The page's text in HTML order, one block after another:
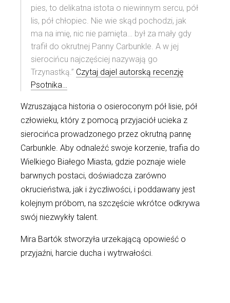
pies, to delikatna istota o niewinnym sercu, pół
lis, pół chłopiec. Nie wie skąd pochodzi, jak
ma na imię, nic nie pamięta… był za mały gdy
trafił do okrutnej Panny Carbunkle. A w jej
sierocińcu najczęściej nazywają go
Trzynastką.” Czytaj dajel autorską recenzję
Psotnika…
Wzruszająca historia o osieroconym pół lisie, pół
człowieku, który z pomocą przyjaciół ucieka z
sierocińca prowadzonego przez okrutną pannę
Carbunkle. Aby odnaleźć swoje korzenie, trafia do
Wielkiego Białego Miasta, gdzie poznaje wiele
barwnych postaci, doświadcza zarówno
okrucieństwa, jak i życzliwości, i poddawany jest
kolejnym próbom, na szczęście wkrótce odkrywa
swój niezwykły talent.
Mira Bartók stworzyła urzekającą opowieść o
przyjaźni, harcie ducha i wytrwałości.